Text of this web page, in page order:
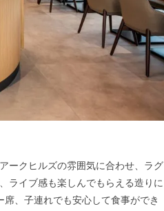
ークヒルズの雰囲気に合わせ、ラグ
ライブ感も楽しんでもらえる造りに
、子連れでも安心して食事ができ